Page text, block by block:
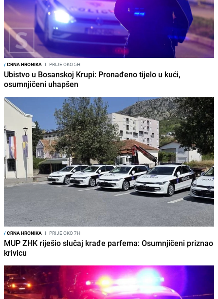
/CRNA HRONIKA I PRIJE OKO 5H
Ubistvo u Bosanskoj Krupi: Pronađeno tijelo u kući,
osumnjičeni uhapšen
/CRNA HRONIKA I PRIJE OKO 7H
MUP ZHK riješio slučaj krađe parfema: Osumnjičeni priznao
krivicu